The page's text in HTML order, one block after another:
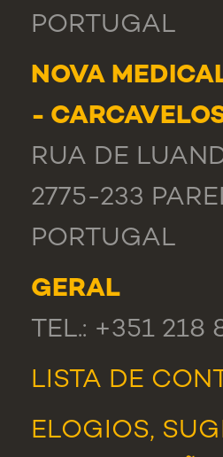
PORTUGAL
NOVA
-
RUA DE
2775-233
PORTUGAL
GERAL
TEL.: +351
LISTA DE
ELOGIOS,